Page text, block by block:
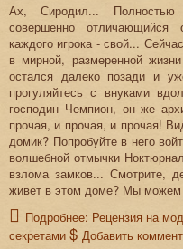
Ах, Сиродил... Полностью
совершенно отличающийся
каждого игрока - свой...
в мирной, размеренной
остался далеко позади и
прогуляйтесь с внуками
господин Чемпион, он же
прочая, и прочая, и прочая!
домик? Попробуйте в него
волшебной отмычки
взлома замков... Смотрите,
живет в этом доме? Мы можем
Подробнее: Рецензия на
секретами
Добавить